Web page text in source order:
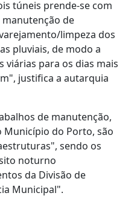
túneis prende-se com
manutenção de
limpeza dos
pluviais, de modo a
para os dias mais
justifica a autarquia
de manutenção,
do Porto, são
sendo os
noturno
da Divisão de
Municipal".